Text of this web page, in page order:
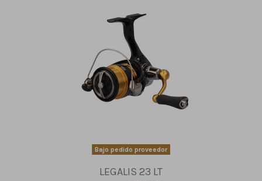
Bajo pedido proveedor
LEGALIS 23 LT